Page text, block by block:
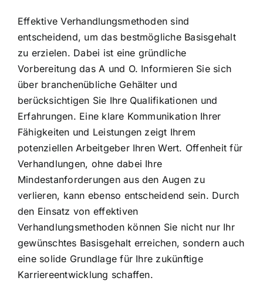
Effektive Verhandlungsmethoden sind
entscheidend, um das bestmögliche Basisgehalt
zu erzielen. Dabei ist eine gründliche
Vorbereitung das A und O. Informieren Sie sich
über branchenübliche Gehälter und
berücksichtigen Sie Ihre Qualifikationen und
Erfahrungen. Eine klare Kommunikation Ihrer
Fähigkeiten und Leistungen zeigt Ihrem
potenziellen Arbeitgeber Ihren Wert. Offenheit für
Verhandlungen, ohne dabei Ihre
Mindestanforderungen aus den Augen zu
verlieren, kann ebenso entscheidend sein. Durch
den Einsatz von effektiven
Verhandlungsmethoden können Sie nicht nur Ihr
gewünschtes Basisgehalt erreichen, sondern auch
eine solide Grundlage für Ihre zukünftige
Karriereentwicklung schaffen.